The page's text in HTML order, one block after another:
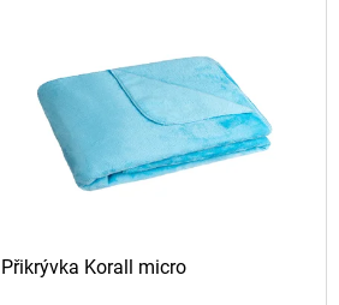
Přikrývka Korall micro